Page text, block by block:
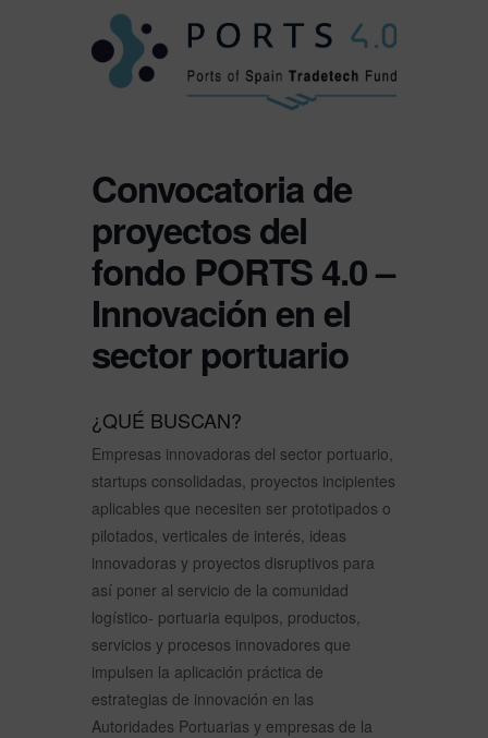
Convocatoria de
proyectos del
fondo PORTS 4.0 –
Innovación en el
sector portuario
¿QUÉ BUSCAN?
Empresas innovadoras del sector portuario,
startups consolidadas, proyectos incipientes
aplicables que necesiten ser prototipados o
pilotados, verticales de interés, ideas
innovadoras y proyectos disruptivos para
así poner al servicio de la comunidad
logístico- portuaria equipos, productos,
servicios y procesos innovadores que
impulsen la aplicación práctica de
estrategias de innovación en las
Autoridades Portuarias y empresas de la